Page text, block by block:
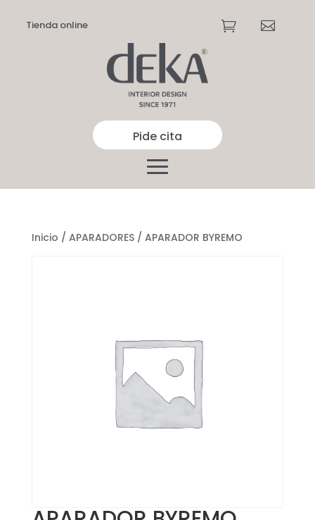
Tienda online  
Pide cita
Inicio / APARADORES/ APARADOR BYREMO